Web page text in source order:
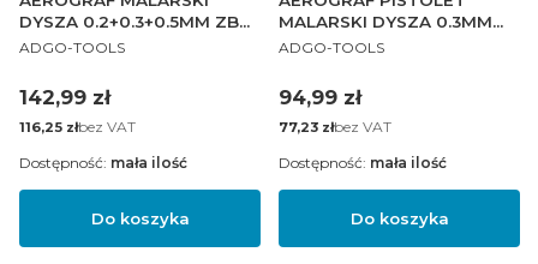
DYSZA 0.2+0.3+0.5MM ZB
7CM3
PRODUCENT
ADGO-TOOLS
Cena
142,99 zł
Cena
116,25 złbez VAT
Do koszyka
Dostępność: mała ilość
MALARSKI DYSZA 0.3MM
ZB 7M3
PRODUCENT
ADGO-TOOLS
Cena
94,99 zł
Cena
77,23 złbez VAT
Do koszyka
Dostępność: mała ilość